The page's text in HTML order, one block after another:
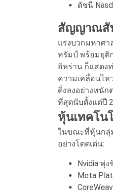
ดัชนี
สัญญาณสั
แรงบวกมหาศา
ทรัมป์ พร้อมยุติ
อิหร่าน ก็แสดง
ความเคลื่อนไห
ดิ่งลงอย่างหนัก
ที่สุดนับตั้งแต่ปี
หุ้นเทคโน
ในขณะที่หุ้นกลุ่
อย่างโดดเด่น:
Nvidia พุ่
Meta